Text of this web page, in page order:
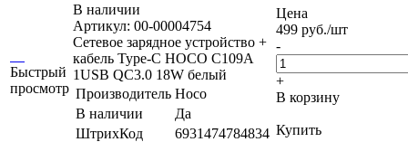
Быстрый
просмотр
В наличии
Артикул: 00-00004754
Сетевое зарядное устройство +
кабель Type-C HOCO C109A
1USB QC3.0 18W белый
Производитель Hoco
В наличии
Да
ШтрихКод
6931474784834
Цена
499 руб./шт
-
+
В корзину
Купить